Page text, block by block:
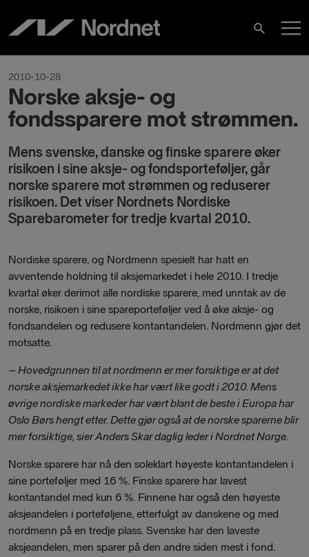
content
Search
2010-10-28
Norske aksje- og
fondssparere mot strømmen.
Mens svenske, danske og finske sparere øker
risikoen i sine aksje- og fondsporteføljer, går
norske sparere mot strømmen og reduserer
risikoen. Det viser Nordnets Nordiske
Sparebarometer for tredje kvartal 2010.
Nordiske sparere, og Nordmenn spesielt har hatt en
avventende holdning til aksjemarkedet i hele 2010. I tredje
kvartal øker derimot alle nordiske sparere, med unntak av de
norske, risikoen i sine spareporteføljer ved å øke aksje- og
fondsandelen og redusere kontantandelen. Nordmenn gjør det
motsatte.
– Hovedgrunnen til at nordmenn er mer forsiktige er at det
norske aksjemarkedet ikke har vært like godt i 2010. Mens
øvrige nordiske markeder har vært blant de beste i Europa har
Oslo Børs hengt etter. Dette gjør også at de norske sparerne blir
mer forsiktige, sier Anders Skar daglig leder i Nordnet Norge.
Norske sparere har nå den soleklart høyeste kontantandelen i
sine porteføljer med 16 %. Finske sparere har lavest
kontantandel med kun 6 %. Finnene har også den høyeste
aksjeandelen i porteføljene, etterfulgt av danskene og med
nordmenn på en tredje plass. Svenske har den laveste
aksjeandelen, men sparer på den andre siden mest i fond.